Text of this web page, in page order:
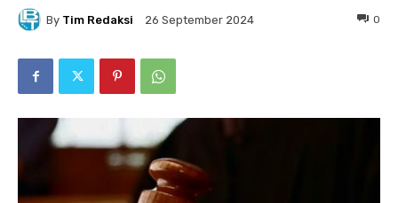
By Tim Redaksi 26 September 2024 0